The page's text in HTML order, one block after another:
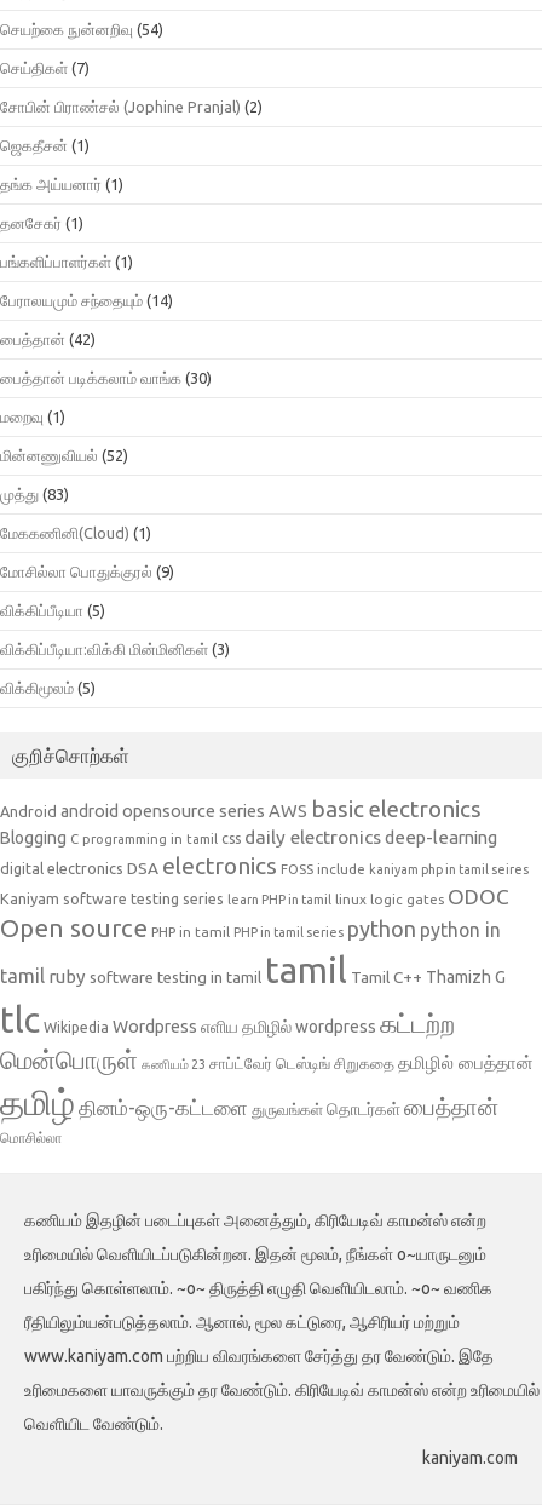
செயற்கை நுன்னறிவு (54)
செய்திகள் (7)
சோபின் பிராண்சல் (Jophine Pranjal) (2)
ஜெகதீசன் (1)
தங்க அய்யனார் (1)
தனசேகர் (1)
பங்களிப்பாளர்கள் (1)
பேராலயமும் சந்தையும் (14)
பைத்தான் (42)
பைத்தான் படிக்கலாம் வாங்க (30)
மறைவு (1)
மின்னணுவியல் (52)
முத்து (83)
மேககணினி(Cloud) (1)
மோசில்லா பொதுக்குரல் (9)
விக்கிப்பீடியா (5)
விக்கிப்பீடியா:விக்கி மின்மினிகள் (3)
விக்கிமூலம் (5)
குறிச்சொற்கள்
Android android opensource series AWS basic electronics
Blogging C programming in tamil css daily electronicsdeep-learning
digital electronics DSA electronics FOSS include kaniyam php in tamil seires
Kaniyam software testing series learn PHP in tamil linux logic gates ODOC
Open source PHP in tamil PHP in tamil series python python in
tamil ruby software testing in tamil tamil Tamil C++ Thamizh G
tlc Wikipedia Wordpress எளிய தமிழில் wordpress கட்டற்ற
மென்பொருள் கணியம் 23 சாப்ட்வேர் டெஸ்டிங் சிறுகதை தமிழில் பைத்தான்
தமிழ் தினம்-ஒரு-கட்டளை துருவங்கள் தொடர்கள்பைத்தான்
மொசில்லா
கணியம் இதழின் படைப்புகள் அனைத்தும், கிரியேடிவ் காமன்ஸ் என்ற
உரிமையில் வெளியிடப்படுகின்றன. இதன் மூலம், நீங்கள் o~யாருடனும்
பகிர்ந்து கொள்ளலாம். ~o~ திருத்தி எழுதி வெளியிடலாம். ~o~ வணிக
ரீதியிலும்யன்படுத்தலாம். ஆனால், மூல கட்டுரை, ஆசிரியர் மற்றும்
www.kaniyam.com பற்றிய விவரங்களை சேர்த்து தர வேண்டும். இதே
உரிமைகளை யாவருக்கும் தர வேண்டும். கிரியேடிவ் காமன்ஸ் என்ற உரிமையில்
வெளியிட வேண்டும்.
kaniyam.com